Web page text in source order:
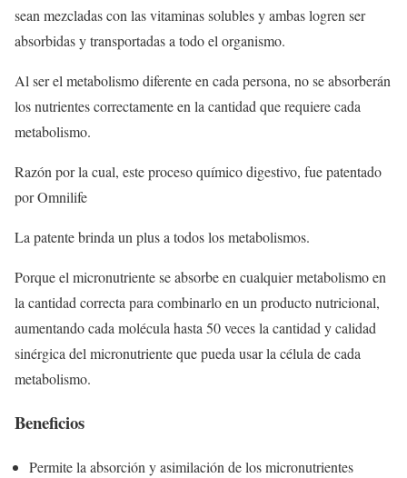
sean mezcladas con las vitaminas solubles y ambas logren ser
absorbidas y transportadas a todo el organismo.
Al ser el metabolismo diferente en cada persona, no se absorberán
los nutrientes correctamente en la cantidad que requiere cada
metabolismo.
Razón por la cual, este proceso químico digestivo, fue patentado
por Omnilife
La patente brinda un plus a todos los metabolismos.
Porque el micronutriente se absorbe en cualquier metabolismo en
la cantidad correcta para combinarlo en un producto nutricional,
aumentando cada molécula hasta 50 veces la cantidad y calidad
sinérgica del micronutriente que pueda usar la célula de cada
metabolismo.
Beneficios
Permite la absorción y asimilación de los micronutrientes